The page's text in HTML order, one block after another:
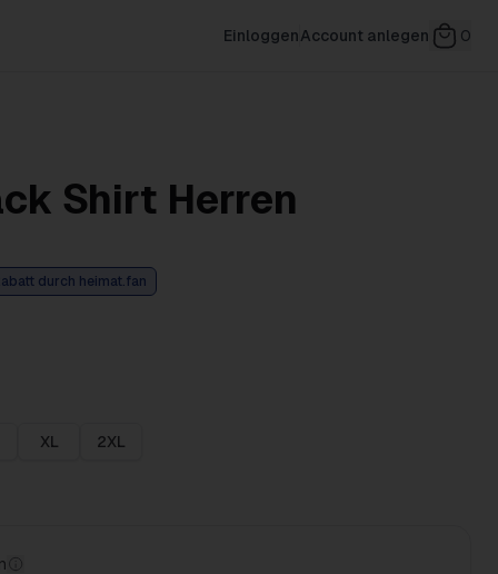
EinloggenAccount anlegen 0
Shirt Herren
durch heimat.fan
XL
2XL